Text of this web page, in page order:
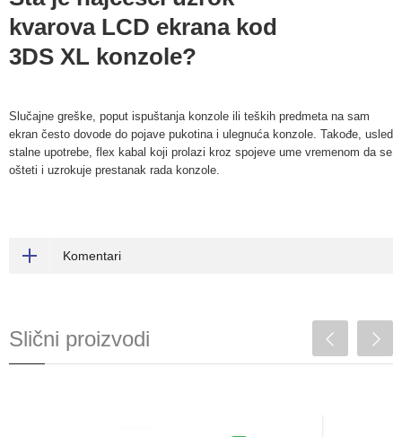
kvarova LCD ekrana kod
3DS XL konzole?
Slučajne greške, poput ispuštanja konzole ili teških predmeta na sam
ekran često dovode do pojave pukotina i ulegnuća konzole. Takođe, usled
stalne upotrebe, flex kabal koji prolazi kroz spojeve ume vremenom da se
ošteti i uzrokuje prestanak rada konzole.
Komentari
Slični proizvodi